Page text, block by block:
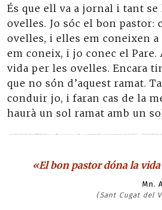
És que ell va a jornal i tant
ovelles. Jo sóc el bon pastor:
ovelles, i elles em coneixen
em coneix, i jo conec el Pare.
vida per les ovelles. Encara
que no són d’aquest ramat.
conduir jo, i faran cas de la
haurà un sol ramat amb un
«El bon pastor dóna la
Mn.
(Sant Cugat del